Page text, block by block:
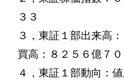
３３
３，東証１部出来高
買高：８２５６億７
４，東証１部動向：